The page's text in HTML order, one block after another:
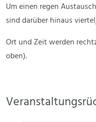
Um einen regen
sind darüber hinaus
Ort und Zeit werden
oben).